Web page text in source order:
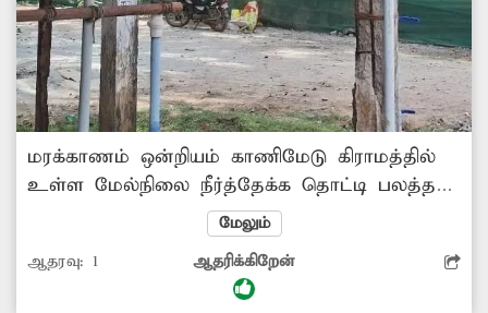
மரக்காணம் ஒன்றியம் காணிமேடு கிராமத்தில்
உள்ள மேல்நிலை நீர்த்தேக்க தொட்டி பலத்த
சேதமடைந்து காணப்படுகிறது. இதில் உள்ள
சிமெண்டு காரைகள் பெயர்ந்து விழுந்து
வருவதால், குடிநீர் தொட்டி அதன்
உறுதித்தன்மையை இழந்து வருகிறது. இதனால்
மேலும்
ஆதரவு: 1 ஆதரிக்கிறேன்